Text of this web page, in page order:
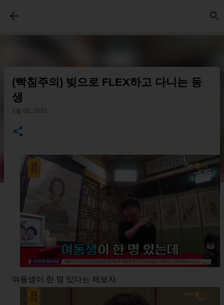
(빡침주의) 빚으로 FLEX하고 다니는 동
생
1월 02, 2021
여동생이 한 명 있다는 제보자